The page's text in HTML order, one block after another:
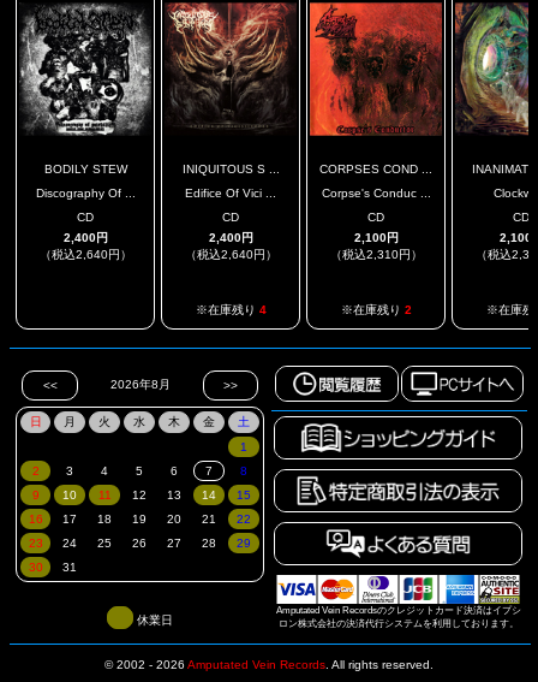
BODILY STEW
Discography Of ...
CD
2,400円
（税込2,640円）
INIQUITOUS S ...
Edifice Of Vici ...
CD
2,400円
（税込2,640円）
※在庫残り 4
CORPSES COND ...
Corpse's Conduc ...
CD
2,100円
（税込2,310円）
※在庫残り 2
CD
2,100
（税込
※在庫残
Amputated Vein Recordsのクレジットカード決済はイプシ
ロン株式会社の決済代行システムを利用しております。
休業日
© 2002 - 2026 Amputated Vein Records All rights reserved.